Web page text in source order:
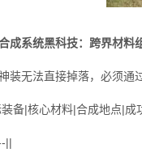
成系统黑科技：跨界材料
装无法直接掉落，必须通
备|核心材料|合成地点|成
||